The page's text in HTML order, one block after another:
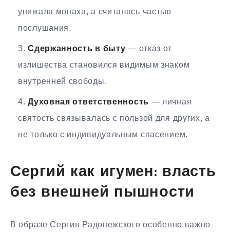
унижала монаха, а считалась частью
послушания.
Сдержанность в быту — отказ от
излишества становился видимым знаком
внутренней свободы.
Духовная ответственность — личная
святость связывалась с пользой для других, а
не только с индивидуальным спасением.
Сергий как игумен: власть
без внешней пышности
В образе Сергия Радонежского особенно важно